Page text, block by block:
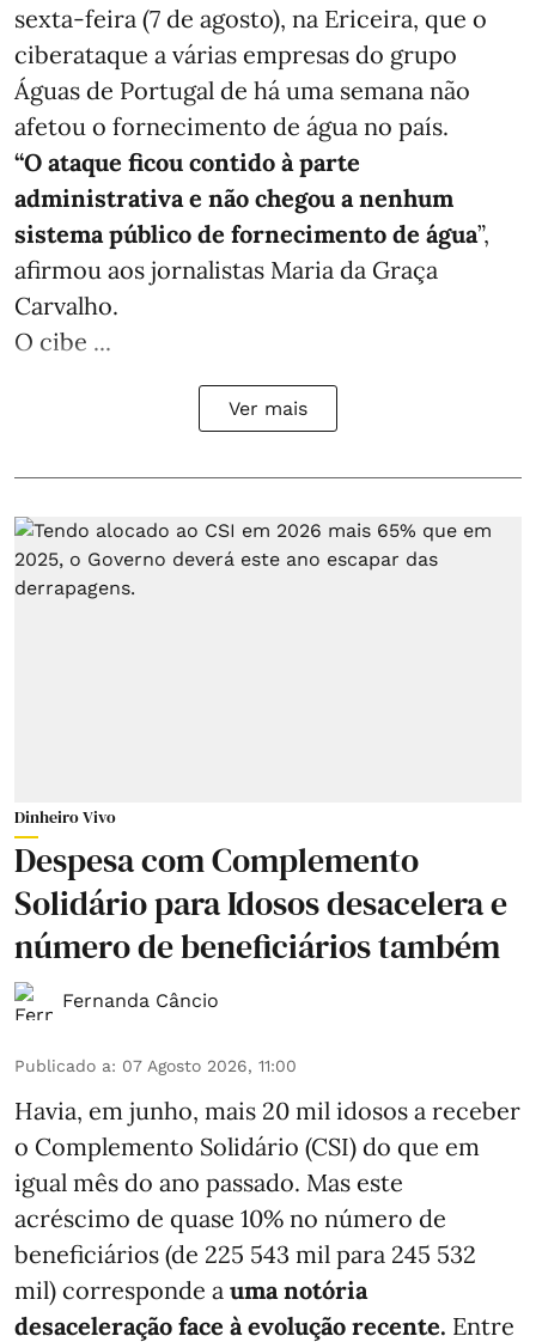
sexta-feira (7 de agosto), na Ericeira, que o
ciberataque a várias empresas do grupo
Águas de Portugal de há uma semana não
afetou o fornecimento de água no país.
“O ataque ficou contido à parte
administrativa e não chegou a nenhum
sistema público de fornecimento de água”,
afirmou aos jornalistas Maria da Graça
Carvalho.
O cibe ...
Ver mais
Dinheiro Vivo
Despesa com Complemento
Solidário para Idosos desacelera e
número de beneficiários também
Fernanda Câncio
Publicado a: 07 Agosto 2026, 11:00
Havia, em junho, mais 20 mil idosos a receber
o Complemento Solidário (CSI) do que em
igual mês do ano passado. Mas este
acréscimo de quase 10% no número de
beneficiários (de 225 543 mil para 245 532
mil) corresponde a uma notória
desaceleração face à evolução recente. Entre